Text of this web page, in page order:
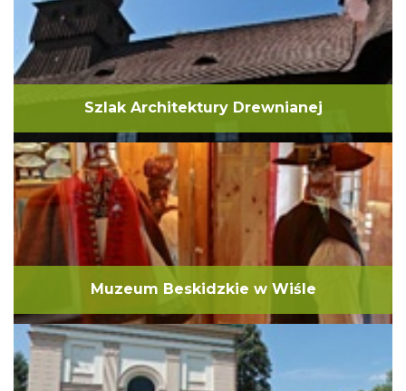
Szlak Architektury Drewnianej
Muzeum Beskidzkie w Wiśle